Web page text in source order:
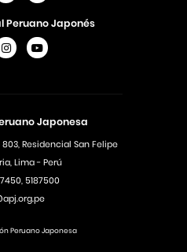
Japonesa
Residencial San Felipe
Lima - Perú
5187500
Peruano Japonés
Peruano Japonesa